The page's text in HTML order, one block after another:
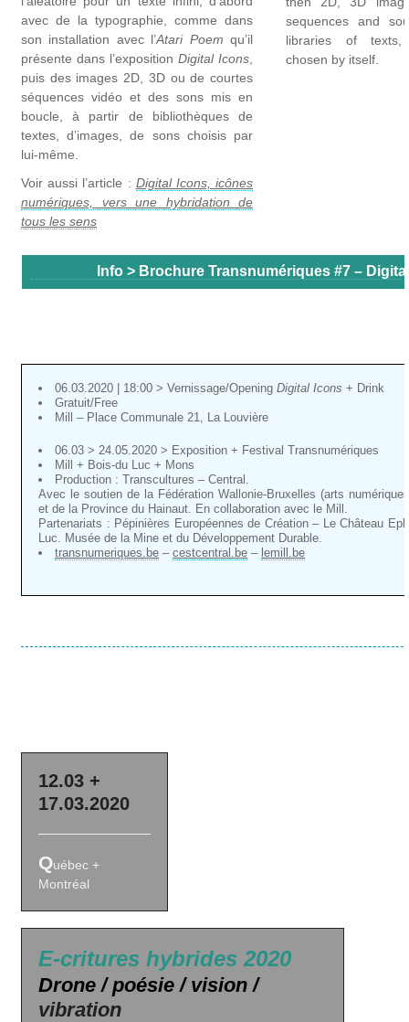
avec de la typographie, comme dans
son installation avec l’Atari Poemqu’il
présente dans l’exposition Digital Icons
puis des images 2D, 3D ou de courtes
séquences vidéo et des sons mis en
boucle, à partir de bibliothèques de
textes, d’images, de sons choisis par
lui-même.
Voir aussi l’article : Digital Icons, icônes
numériques, vers une hybridation de
tous les sens
sequences and
libraries of texts,
chosen by itself.
Info > Brochure Transnumériques #7 –
06.03.2020 | 18:00 > Vernissage/Opening Digital Icons + Drink
Gratuit/Free
Mill – Place Communale 21, La Louvière
06.03 > 24.05.2020 > Exposition + Festival Transnumériques
Mill + Bois-du Luc + Mons
Production : Transcultures – Central.
Avec le soutien de la Fédération Wallonie-Bruxelles (arts
et de la Province du Hainaut. En collaboration avec le Mill.
Partenariats : Pépinières Européennes de Création – Le Château
Luc. Musée de la Mine et du Développement Durable.
transnumeriques.be – cestcentral.be – lemill.be
12.03 +
17.03.2020
Québec +
Montréal
E-critures hybrides 2020
Drone / poésie / vision /
vibration